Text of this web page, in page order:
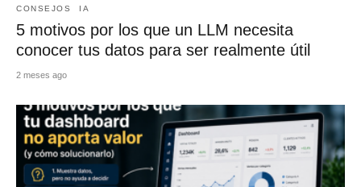
CONSEJOS IA
5 motivos por los que un LLM necesita
conocer tus datos para ser realmente útil
2 meses ago